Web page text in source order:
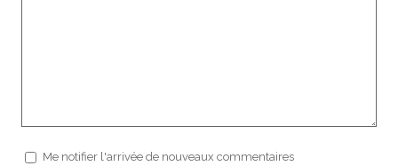
Me notifier l'arrivée de nouveaux commentaires